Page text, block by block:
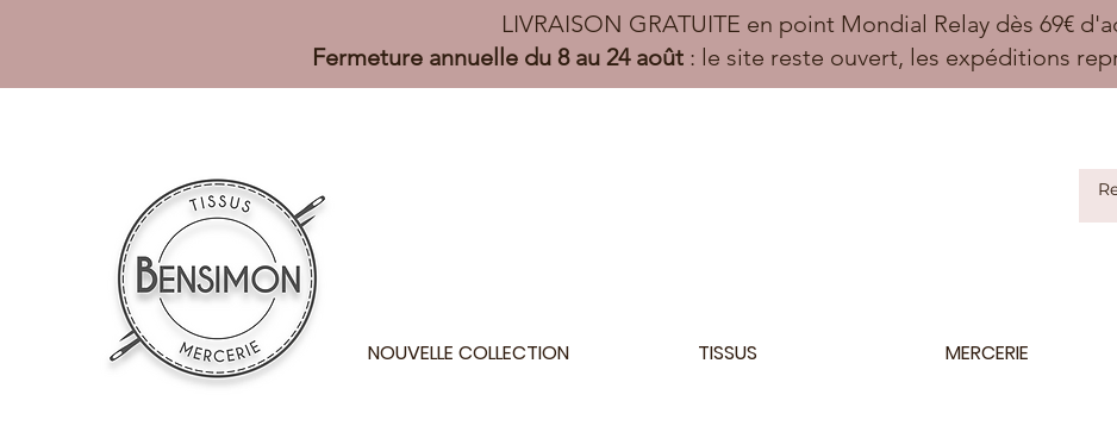
LIVRAISON GRATUITE en point Mondial Relay dès 69€
Fermeture annuelle du 8 au 24 août: le site reste ouvert, les expéditions
NOUVELLE COLLECTION TISSUS MERCERIE